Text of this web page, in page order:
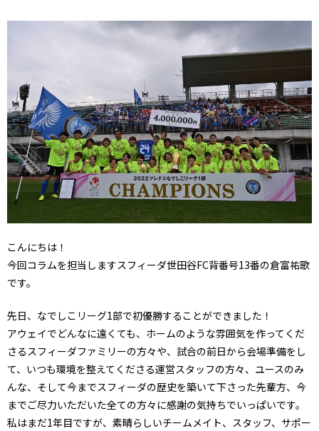
こんにちは！
今回コラムを担当しますスフィーダ世田谷FC背番号13番の倉富祐歌
です。
先日、なでしこリーグ1部で初優勝することができました！
アウェイでどんなに遠くても、ホームのような雰囲気を作ってくだ
さるスフィーダファミリーの方々や、試合の前日から会場準備をし
て、いつも環境を整えてくださる運営スタッフの方々、ユースのみ
んな、そして今までスフィーダの歴史を築いて下さった先輩方、今
までご尽力いただいた全ての方々に感謝の気持ちでいっぱいです。
私はまだ1年目ですが、素晴らしいチームメイト、スタッフ、サポー